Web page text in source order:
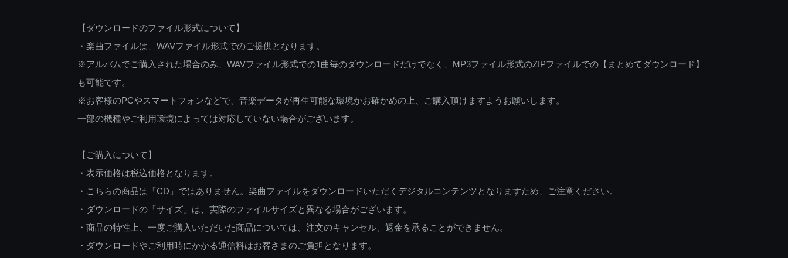
【ダウンロードのファイル形式について】
・楽曲ファイルは、WAVファイル形式でのご提供となります。
※アルバムでご購入された場合のみ、WAVファイル形式での1曲毎のダウンロードだけでなく、MP3ファイル形式のZIPファイルでの【まとめてダウンロード】
も可能です。
※お客様のPCやスマートフォンなどで、音楽データが再生可能な環境かお確かめの上、ご購入頂けますようお願いします。
一部の機種やご利用環境によっては対応していない場合がございます。
【ご購入について】
・表示価格は税込価格となります。
・こちらの商品は「CD」ではありません。楽曲ファイルをダウンロードいただくデジタルコンテンツとなりますため、ご注意ください。
・ダウンロードの「サイズ」は、実際のファイルサイズと異なる場合がございます。
・商品の特性上、一度ご購入いただいた商品については、注文のキャンセル、返金を承ることができません。
・ダウンロードやご利用時にかかる通信料はお客さまのご負担となります。